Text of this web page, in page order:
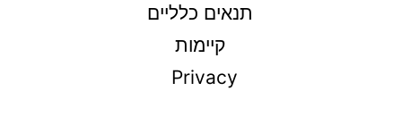
תנאים כלליים
קיימות
Privacy